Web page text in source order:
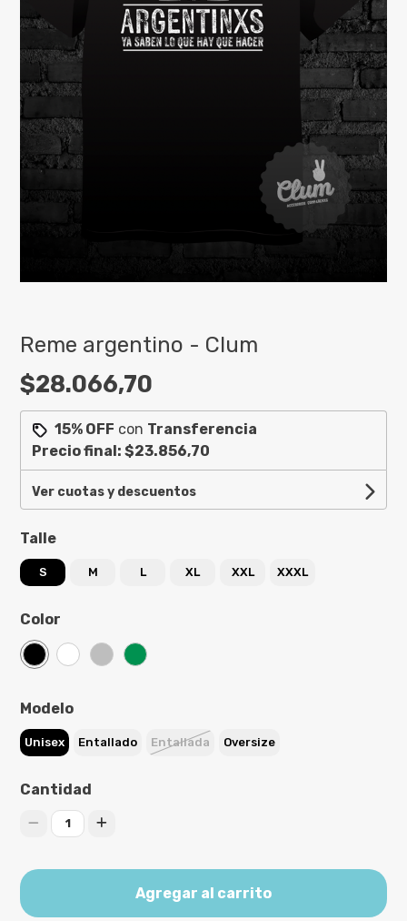
Reme argentino - Clum
$28.066,70
15% OFF con Transferencia
Precio final:$23.856,70
Ver cuotas y descuentos
Talle
S M L XL XXL XXXL
Color
Modelo
Unisex Entallado Entallada Oversize
Cantidad
1
Agregar al carrito